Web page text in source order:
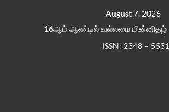
August 7, 2026
16ஆம் ஆண்டில் வல்லமை மின்னிதழ்
ISSN: 2348 – 5531